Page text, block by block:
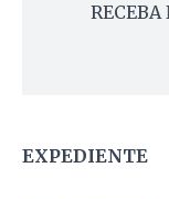
RECEBA
EXPEDIENTE